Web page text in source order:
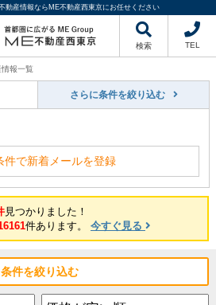
動産情報ならME不動産西東京にお任せください
検索 TEL
報一覧
さらに条件を絞り込む
件で新着メールを登録
見つかりました！
件あります。 今すぐ見る
条件を絞り込む